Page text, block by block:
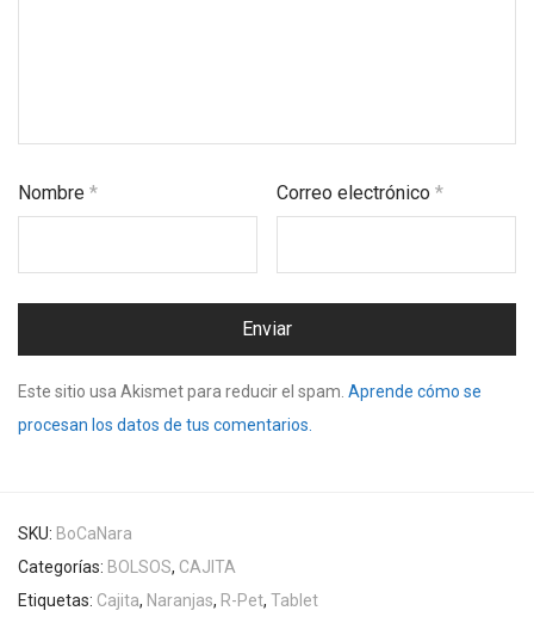
Nombre * Correo electrónico*
Este sitio usa Akismet para reducir el spam. Aprende cómo se
procesan los datos de tus comentarios.
SKU: BoCaNara
Categorías: BOLSOS, CAJITA
Etiquetas: Cajita, Naranjas, R-Pet, Tablet